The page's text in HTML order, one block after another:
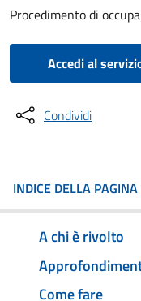
Procedimento di
Accedi al
Condividi
INDICE DELLA PAGINA
A chi è rivolto
Come fare